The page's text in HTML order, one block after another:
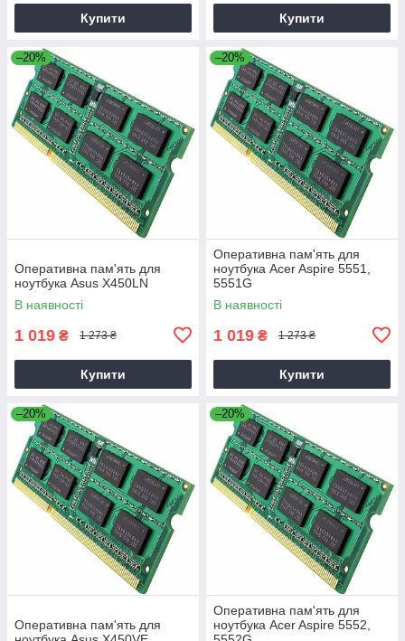
Купити Купити
–20%
Оперативна пам'ять для
ноутбука Asus X450LN
В наявності
1 019 ₴ 1 273 ₴
Купити
–20%
Оперативна пам'ять для
ноутбука Acer Aspire 5551,
5551G
В наявності
1 019 ₴ 1 273 ₴
Купити
–20%
Оперативна пам'ять для
–20%
Оперативна пам'ять для
ноутбука Acer Aspire 5552,